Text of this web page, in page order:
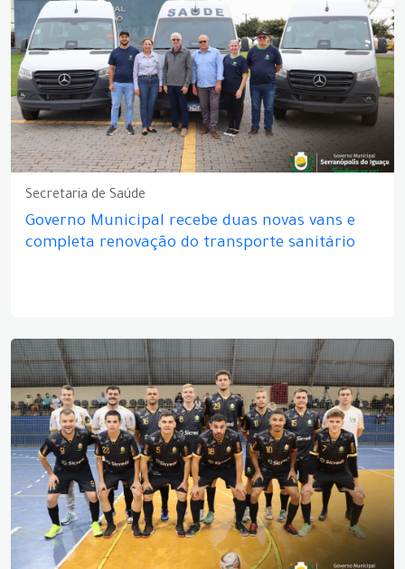
Secretaria de Saúde
Governo Municipal recebe duas novas vans e
completa renovação do transporte sanitário